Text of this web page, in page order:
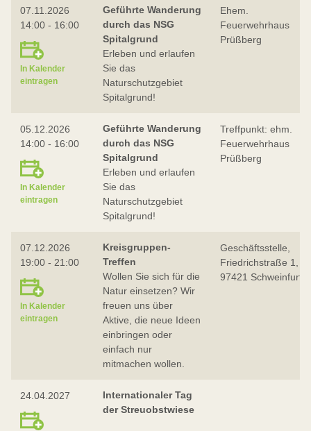
07.11.2026
14:00 - 16:00
In Kalender
eintragen
Geführte Wanderung
durch das NSG
Spitalgrund
Erleben und erlaufen
Sie das
Naturschutzgebiet
Spitalgrund!
Ehem.
Feuerwehrhaus
Prüßberg
05.12.2026
14:00 - 16:00
In Kalender
eintragen
Geführte Wanderung
durch das NSG
Spitalgrund
Erleben und erlaufen
Sie das
Naturschutzgebiet
Spitalgrund!
Treffpunkt: ehm.
Feuerwehrhaus
Prüßberg
07.12.2026
19:00 - 21:00
In Kalender
eintragen
Kreisgruppen-
Treffen
Wollen Sie sich für die
Natur einsetzen? Wir
freuen uns über
Aktive, die neue Ideen
einbringen oder
einfach nur
mitmachen wollen.
Geschäftsstelle,
Friedrichstraße 1,
97421 Schweinfurt
24.04.2027
Internationaler Tag
der Streuobstwiese